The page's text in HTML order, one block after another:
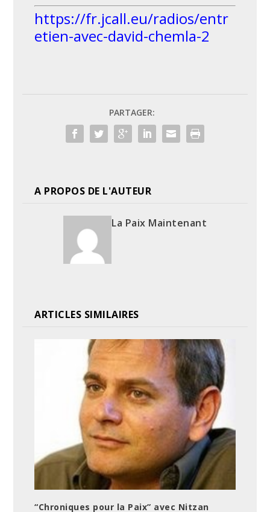
https://fr.jcall.eu/radios/entr
etien-avec-david-chemla-2
PARTAGER:
A PROPOS DE L'AUTEUR
La Paix Maintenant
ARTICLES SIMILAIRES
“Chroniques pour la Paix” avec Nitzan